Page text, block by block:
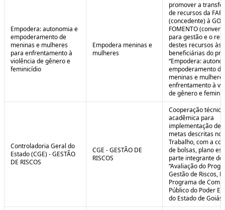
Empodera: autonomia e
empoderamento de
meninas e mulheres
para enfrentamento à
violência de gênero e
feminicídio
Empodera meninas e
mulheres
promover a
de recursos da
(concedente) à
FOMENTO
para gestão e o
destes recursos às
beneficiárias do
“Empodera:
empoderamento de
meninas e
enfrentamento à
de gênero e
Controladoria Geral do
Estado (CGE) - GESTÃO
DE RISCOS
CGE - GESTÃO DE
RISCOS
Cooperação
acadêmica para
implementação de
metas descritas no
Trabalho, com a
de bolsas, plano
parte integrante do
“Avaliação do
Gestão de Riscos,
Programa de
Público do Poder
do Estado de